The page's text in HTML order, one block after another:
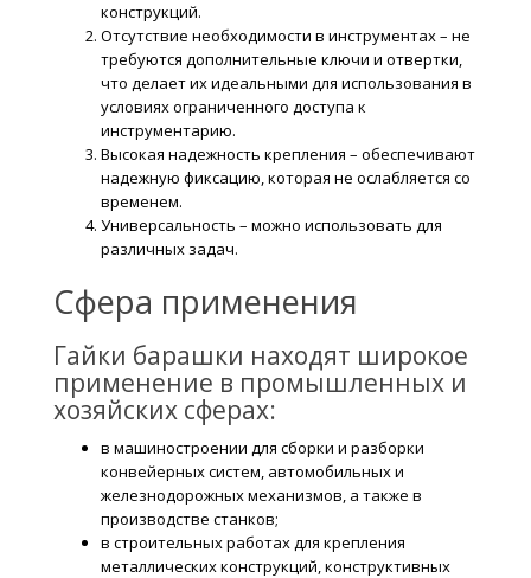
конструкций.
Отсутствие необходимости в инструментах – не
требуются дополнительные ключи и отвертки,
что делает их идеальными для использования в
условиях ограниченного доступа к
инструментарию.
Высокая надежность крепления – обеспечивают
надежную фиксацию, которая не ослабляется со
временем.
Универсальность – можно использовать для
различных задач.
Сфера применения
Гайки барашки находят широкое
применение в промышленных и
хозяйских сферах:
в машиностроении для сборки и разборки
конвейерных систем, автомобильных и
железнодорожных механизмов, а также в
производстве станков;
в строительных работах для крепления
металлических конструкций, конструктивных